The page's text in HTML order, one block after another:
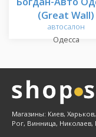
(Great Wall)
автосалон
Одесса
Магазины: Киев,
Рог, Винница, Николаев,